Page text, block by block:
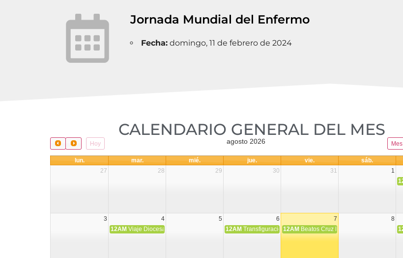
Jornada Mundial del Enfermo
Fecha:domingo, 11 de febrero de 2024
CALENDARIO GENERAL DEL MES​
Hoy Mes
agosto 2026
lun. mar. mié. jue. vie. sáb.
27
28 29 30 31 1
3 4 5 6 7 8
12AM Viaje Diocesano a Japón. 12AM Transfiguración del Señor
12AM Beatos Cruz Laplana, obispo, y